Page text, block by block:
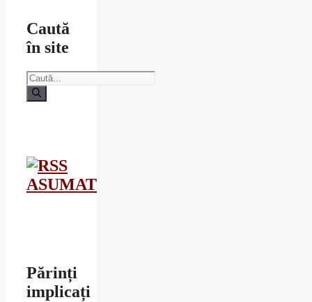
Caută
în site
Caută
după:
ASUMAT
Părinți
implicați